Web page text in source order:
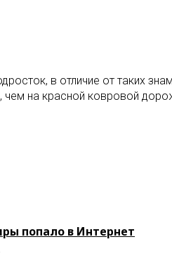
в отличие от таких
на красной ковровой
попало в Интернет